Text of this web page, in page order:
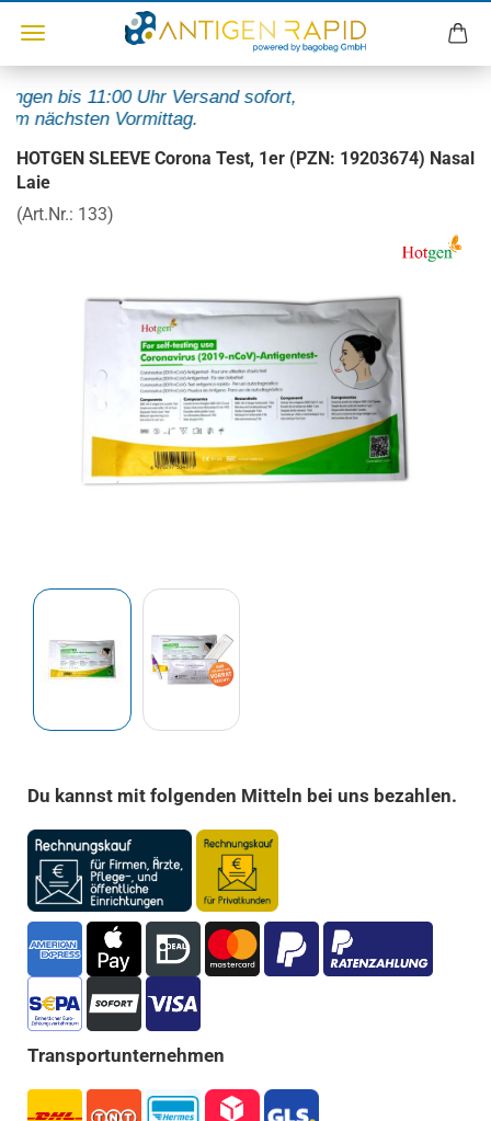
bis 11:00 Uhr Versand sofort,
nächsten Vormittag.
HOTGEN SLEEVE Corona Test, 1er (PZN: 19203674) Nasal
Laie
(Art.Nr.: 133)
Du kannst mit folgenden Mitteln bei uns bezahlen.
Transportunternehmen